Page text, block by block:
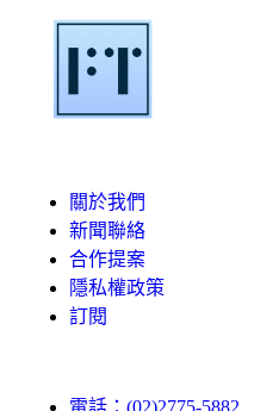
關於我們
新聞聯絡
合作提案
隱私權政策
訂閱
電話：(02)2775-5882